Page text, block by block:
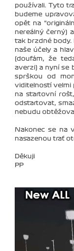
používali. Tyto
budeme
opět na
nereálný černý)
tak brzdné body.
naše účely a
(doufám, že
averzi) a nyní se
sprškou od
viditelností velmi
na startovní
odstartovat,
nebudu
Nakonec se na
nasazenou trať
Děkuji
PP